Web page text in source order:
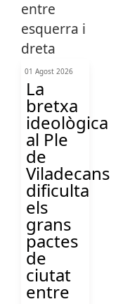
01 Agost 2026
La
bretxa
ideològica
al Ple
de
Viladecans
dificulta
els
grans
pactes
de
ciutat
entre